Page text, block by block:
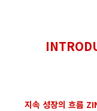
지속 성장의 흐름